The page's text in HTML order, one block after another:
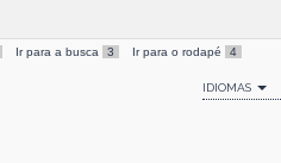
Ir para a busca 3 Ir para o rodapé 4
IDIOMAS